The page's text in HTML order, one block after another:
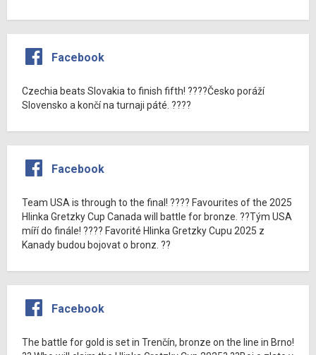
Facebook
Czechia beats Slovakia to finish fifth! ????Česko poráží
Slovensko a končí na turnaji páté. ????
Facebook
Team USA is through to the final! ???? Favourites of the 2025
Hlinka Gretzky Cup Canada will battle for bronze. ??Tým USA
míří do finále! ???? Favorité Hlinka Gretzky Cupu 2025 z
Kanady budou bojovat o bronz. ??
Facebook
The battle for gold is set in Trenčín, bronze on the line in Brno!